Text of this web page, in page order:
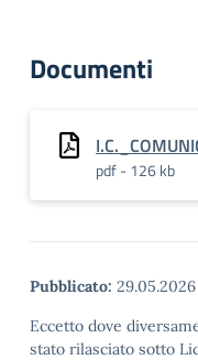
Documenti
pdf - 126 kb
Pubblicato: 29.05.2026
Eccetto dove
stato rilasciato sotto